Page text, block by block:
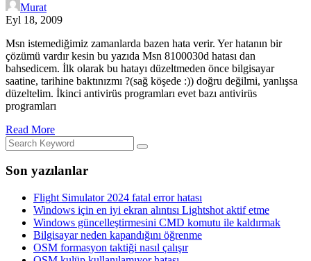
Murat
Eyl 18, 2009
Msn istemediğimiz zamanlarda bazen hata verir. Yer hatanın bir
çözümü vardır kesin bu yazıda Msn 8100030d hatası dan
bahsedicem. İlk olarak bu hatayı düzeltmeden önce bilgisayar
saatine, tarihine baktınızmı ?(sağ köşede :)) doğru değilmi, yanlışsa
düzeltelim. İkinci antivirüs programları evet bazı antivirüs
programları
Read More
Son yazılanlar
Flight Simulator 2024 fatal error hatası
Windows için en iyi ekran alıntısı Lightshot aktif etme
Windows güncelleştirmesini CMD komutu ile kaldırmak
Bilgisayar neden kapandığını öğrenme
OSM formasyon taktiği nasıl çalışır